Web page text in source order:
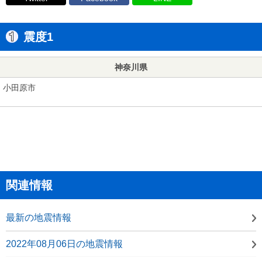
震度1
神奈川県
小田原市
関連情報
最新の地震情報
2022年08月06日の地震情報